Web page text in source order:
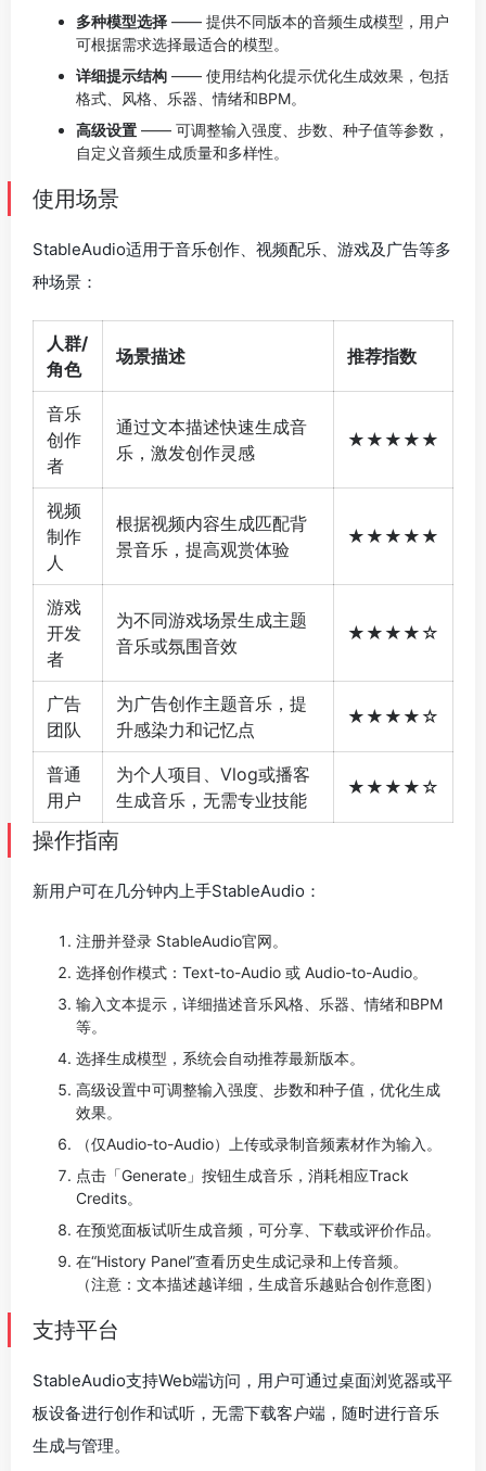
多种模型选择 —— 提供不同版本的音频生成模型，用户
可根据需求选择最适合的模型。
详细提示结构 —— 使用结构化提示优化生成效果，包括
格式、风格、乐器、情绪和BPM。
高级设置 —— 可调整输入强度、步数、种子值等参数，
自定义音频生成质量和多样性。
使用场景
StableAudio适用于音乐创作、视频配乐、游戏及广告等多
种场景：
人群/
角色
场景描述 推荐指数
音乐
创作
者
通过文本描述快速生成音
乐，激发创作灵感
★★★★★
视频
制作
人
根据视频内容生成匹配背
景音乐，提高观赏体验
★★★★★
游戏
开发
者
为不同游戏场景生成主题
音乐或氛围音效
★★★★☆
广告
团队
为广告创作主题音乐，提
升感染力和记忆点
★★★★☆
普通
用户
为个人项目、Vlog或播客
生成音乐，无需专业技能
★★★★☆
操作指南
新用户可在几分钟内上手StableAudio：
注册并登录 StableAudio官网。
选择创作模式：Text-to-Audio 或 Audio-to-Audio。
输入文本提示，详细描述音乐风格、乐器、情绪和BPM
等。
选择生成模型，系统会自动推荐最新版本。
高级设置中可调整输入强度、步数和种子值，优化生成
效果。
（仅Audio-to-Audio）上传或录制音频素材作为输入。
点击「Generate」按钮生成音乐，消耗相应Track
Credits。
在预览面板试听生成音频，可分享、下载或评价作品。
在“History Panel”查看历史生成记录和上传音频。
（注意：文本描述越详细，生成音乐越贴合创作意图）
支持平台
StableAudio支持Web端访问，用户可通过桌面浏览器或平
板设备进行创作和试听，无需下载客户端，随时进行音乐
生成与管理。